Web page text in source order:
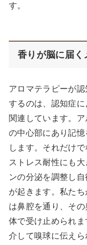
す。
香りが脳に届く
アロマテラピーが
するのは、認知症
関連しています。
の中心部にあり記
します。それだけ
ストレス耐性にも
ンの分泌を調整し
が起きます。私た
は鼻腔を通り、そ
体で受け止められ
介して嗅球に伝え